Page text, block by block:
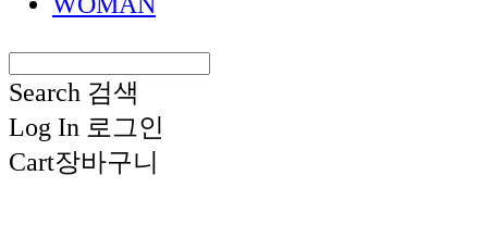
Search 검색
Log In 로그인
Cart장바구니